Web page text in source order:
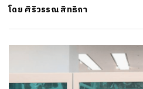
โดย ศิริวรรณ สิทธิกา